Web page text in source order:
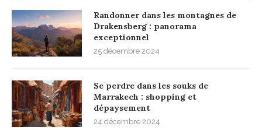
Randonner dans les montagnes de
Drakensberg : panorama
exceptionnel
25 décembre 2024
Se perdre dans les souks de
Marrakech : shopping et
dépaysement
24 décembre 2024